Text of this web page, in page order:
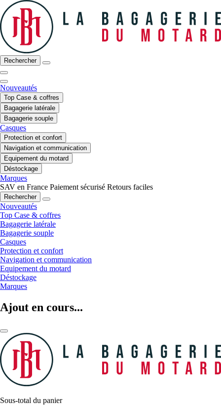
Rechercher
Nouveautés
Top Case & coffres
Bagagerie latérale
Bagagerie souple
Casques
Protection et confort
Navigation et communication
Equipement du motard
Déstockage
Marques
SAV en France Paiement sécurisé Retours faciles
Rechercher
Nouveautés
Top Case & coffres
Bagagerie latérale
Bagagerie souple
Casques
Protection et confort
Navigation et communication
Equipement du motard
Déstockage
Marques
Ajout en cours...
Sous-total du panier